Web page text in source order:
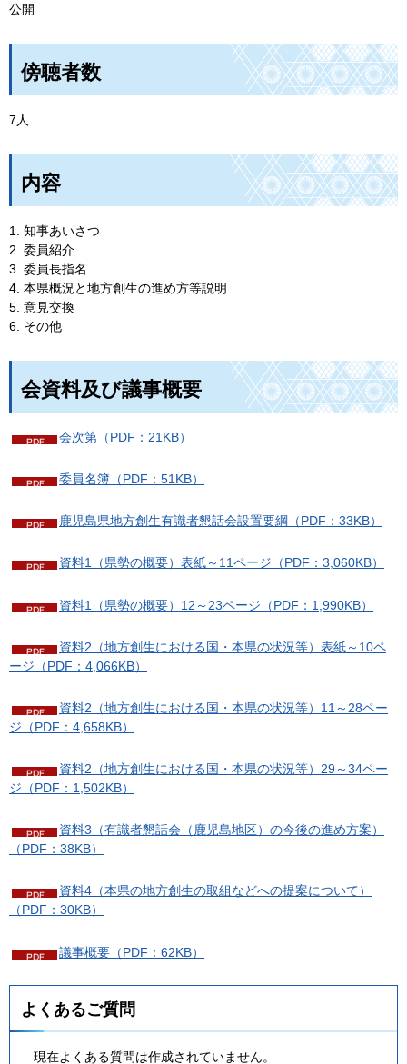
公開
傍聴者数
7人
内容
1. 知事あいさつ
2. 委員紹介
3. 委員長指名
4. 本県概況と地方創生の進め方等説明
5. 意見交換
6. その他
会資料及び議事概要
会次第（PDF：21KB）
委員名簿（PDF：51KB）
鹿児島県地方創生有識者懇話会設置要綱（PDF：33KB）
資料1（県勢の概要）表紙～11ページ（PDF：3,060KB）
資料1（県勢の概要）12～23ページ（PDF：1,990KB）
資料2（地方創生における国・本県の状況等）表紙～10ペ
ージ（PDF：4,066KB）
資料2（地方創生における国・本県の状況等）11～28ペー
ジ（PDF：4,658KB）
資料2（地方創生における国・本県の状況等）29～34ペー
ジ（PDF：1,502KB）
資料3（有識者懇話会（鹿児島地区）の今後の進め方案）
（PDF：38KB）
資料4（本県の地方創生の取組などへの提案について）
（PDF：30KB）
議事概要（PDF：62KB）
よくあるご質問
現在よくある質問は作成されていません。